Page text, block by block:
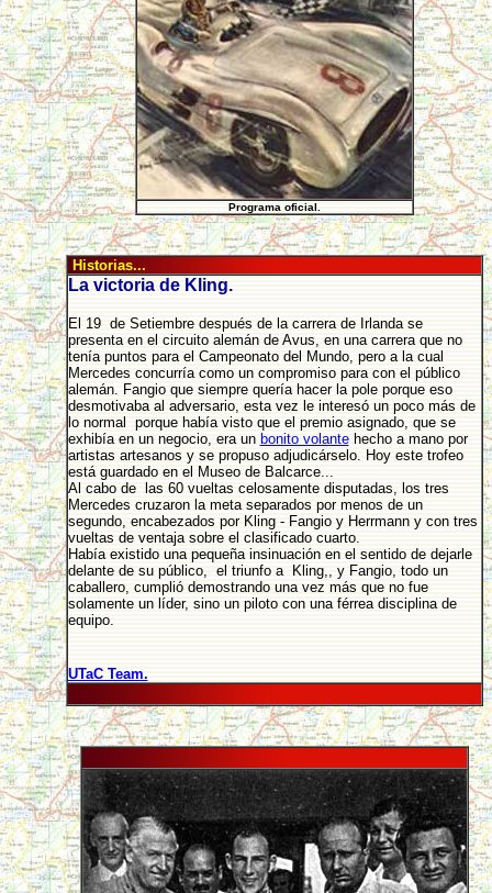
Programa oficial.
Historias...
La victoria de Kling.
El 19 de Setiembre después de la carrera de Irlanda se
presenta en el circuito alemán de Avus, en una carrera que no
tenía puntos para el Campeonato del Mundo, pero a la cual
Mercedes concurría como un compromiso para con el público
alemán. Fangio que siempre quería hacer la pole porque eso
desmotivaba al adversario, esta vez le interesó un poco más de
lo normal porque había visto que el premio asignado, que se
exhibía en un negocio, era un bonito volantehecho a mano por
artistas artesanos y se propuso adjudicárselo. Hoy este trofeo
está guardado en el Museo de Balcarce...
Al cabo de las 60 vueltas celosamente disputadas, los tres
Mercedes cruzaron la meta separados por menos de un
segundo, encabezados por Kling - Fangio y Herrmann y con tres
vueltas de ventaja sobre el clasificado cuarto.
Había existido una pequeña insinuación en el sentido de dejarle
delante de su público, el triunfo a Kling,, y Fangio, todo un
caballero, cumplió demostrando una vez más que no fue
solamente un líder, sino un piloto con una férrea disciplina de
equipo.
UTaC Team.